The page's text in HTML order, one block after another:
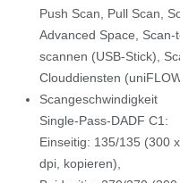
Push Scan, Pull Scan,
Advanced Space,
scannen (USB-Stick),
Clouddiensten
Scangeschwindigkeit
Single-Pass-DADF C1:
Einseitig: 135/135 (300
dpi, kopieren),